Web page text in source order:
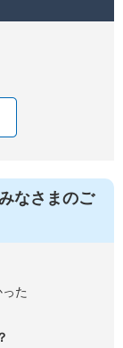
なさまのご
た